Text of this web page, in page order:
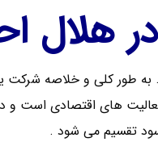
هلال
های اقتصادی است
تقسیم می شود .